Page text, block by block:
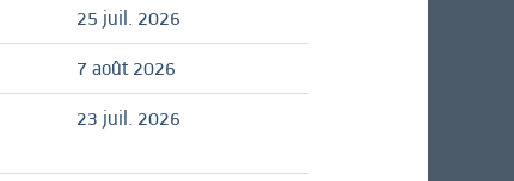
25 juil. 2026
7 août 2026
23 juil. 2026